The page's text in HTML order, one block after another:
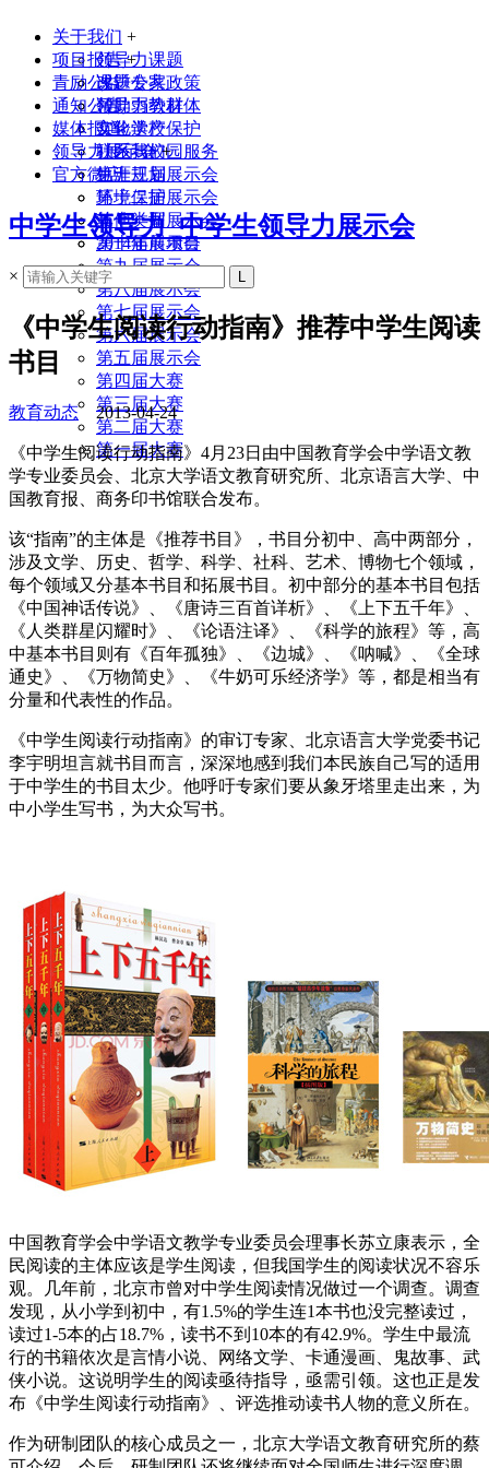
关于我们 +
领导力课题
课题专家
领导力教材
实验学校
联系我们
项目报告 +
改进公共政策
帮助弱势群体
文化遗产保护
社区与校园服务
生涯规划
环境保护
其他类型
2014年前项目
青励公益
通知公告
媒体报道
领导力展示会 +
第十三届展示会
第十二届展示会
第十一届展示会
第十届展示会
第九届展示会
第八届展示会
第七届展示会
第六届展示会
第五届展示会
第四届大赛
第三届大赛
第二届大赛
第一届大赛
官方微店
中学生领导力_中学生领导力展示会
×
《中学生阅读行动指南》推荐中学生阅读
书目
教育动态2013-04-24
《中学生阅读行动指南》4月23日由中国教育学会中学语文教
学专业委员会、北京大学语文教育研究所、北京语言大学、中
国教育报、商务印书馆联合发布。
该“指南”的主体是《推荐书目》，书目分初中、高中两部分，
涉及文学、历史、哲学、科学、社科、艺术、博物七个领域，
每个领域又分基本书目和拓展书目。初中部分的基本书目包括
《中国神话传说》、《唐诗三百首详析》、《上下五千年》、
《人类群星闪耀时》、《论语注译》、《科学的旅程》等，高
中基本书目则有《百年孤独》、《边城》、《呐喊》、《全球
通史》、《万物简史》、《牛奶可乐经济学》等，都是相当有
分量和代表性的作品。
《中学生阅读行动指南》的审订专家、北京语言大学党委书记
李宇明坦言就书目而言，深深地感到我们本民族自己写的适用
于中学生的书目太少。他呼吁专家们要从象牙塔里走出来，为
中小学生写书，为大众写书。
中国教育学会中学语文教学专业委员会理事长苏立康表示，全
民阅读的主体应该是学生阅读，但我国学生的阅读状况不容乐
观。几年前，北京市曾对中学生阅读情况做过一个调查。调查
发现，从小学到初中，有1.5%的学生连1本书也没完整读过，
读过1-5本的占18.7%，读书不到10本的有42.9%。学生中最流
行的书籍依次是言情小说、网络文学、卡通漫画、鬼故事、武
侠小说。这说明学生的阅读亟待指导，亟需引领。这也正是发
布《中学生阅读行动指南》、评选推动读书人物的意义所在。
作为研制团队的核心成员之一，北京大学语文教育研究所的蔡